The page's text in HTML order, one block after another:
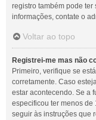
registro também pode
informações, contate o
Voltar ao topo
Registrei-me mas não
Primeiro, verifique se
corretamente. Caso
estar acontecendo. Se a
especificou ter menos de
seguir às instruções que